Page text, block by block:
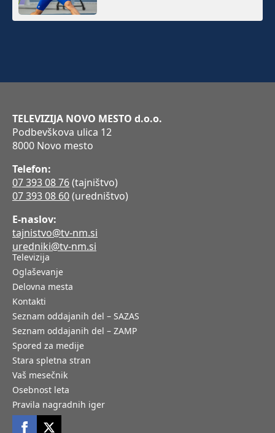
TELEVIZIJA NOVO MESTO d.o.o.
Podbevškova ulica 12
8000 Novo mesto
Telefon:
07 393 08 76(tajništvo)
07 393 08 60(uredništvo)
E-naslov:
tajnistvo@tv-nm.si
uredniki@tv-nm.si
Televizija
Oglaševanje
Delovna mesta
Kontakti
Seznam oddajanih del – SAZAS
Seznam oddajanih del – ZAMP
Spored za medije
Stara spletna stran
Vaš mesečnik
Osebnost leta
Pravila nagradnih iger